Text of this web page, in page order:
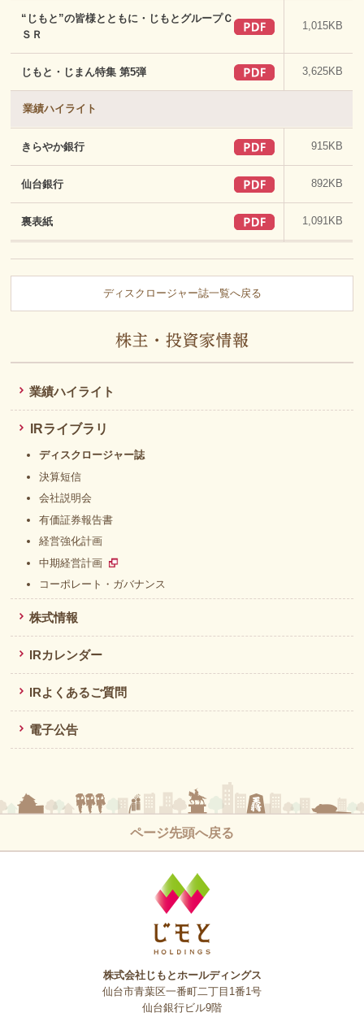
“じもと”の皆様とともに・じもとグループＣ
ＳＲ
1,015KB
じもと・じまん特集 第5弾 3,625KB
業績ハイライト
きらやか銀行 915KB
仙台銀行 892KB
裏表紙 1,091KB
ディスクロージャー誌一覧へ戻る
業績ハイライト
IRライブラリ
ディスクロージャー誌
決算短信
会社説明会
有価証券報告書
経営強化計画
中期経営計画
コーポレート・ガバナンス
株式情報
IRカレンダー
IRよくあるご質問
電子公告
ページ先頭へ戻る
株式会社じもとホールディングス
仙台市青葉区一番町二丁目1番1号
仙台銀行ビル9階